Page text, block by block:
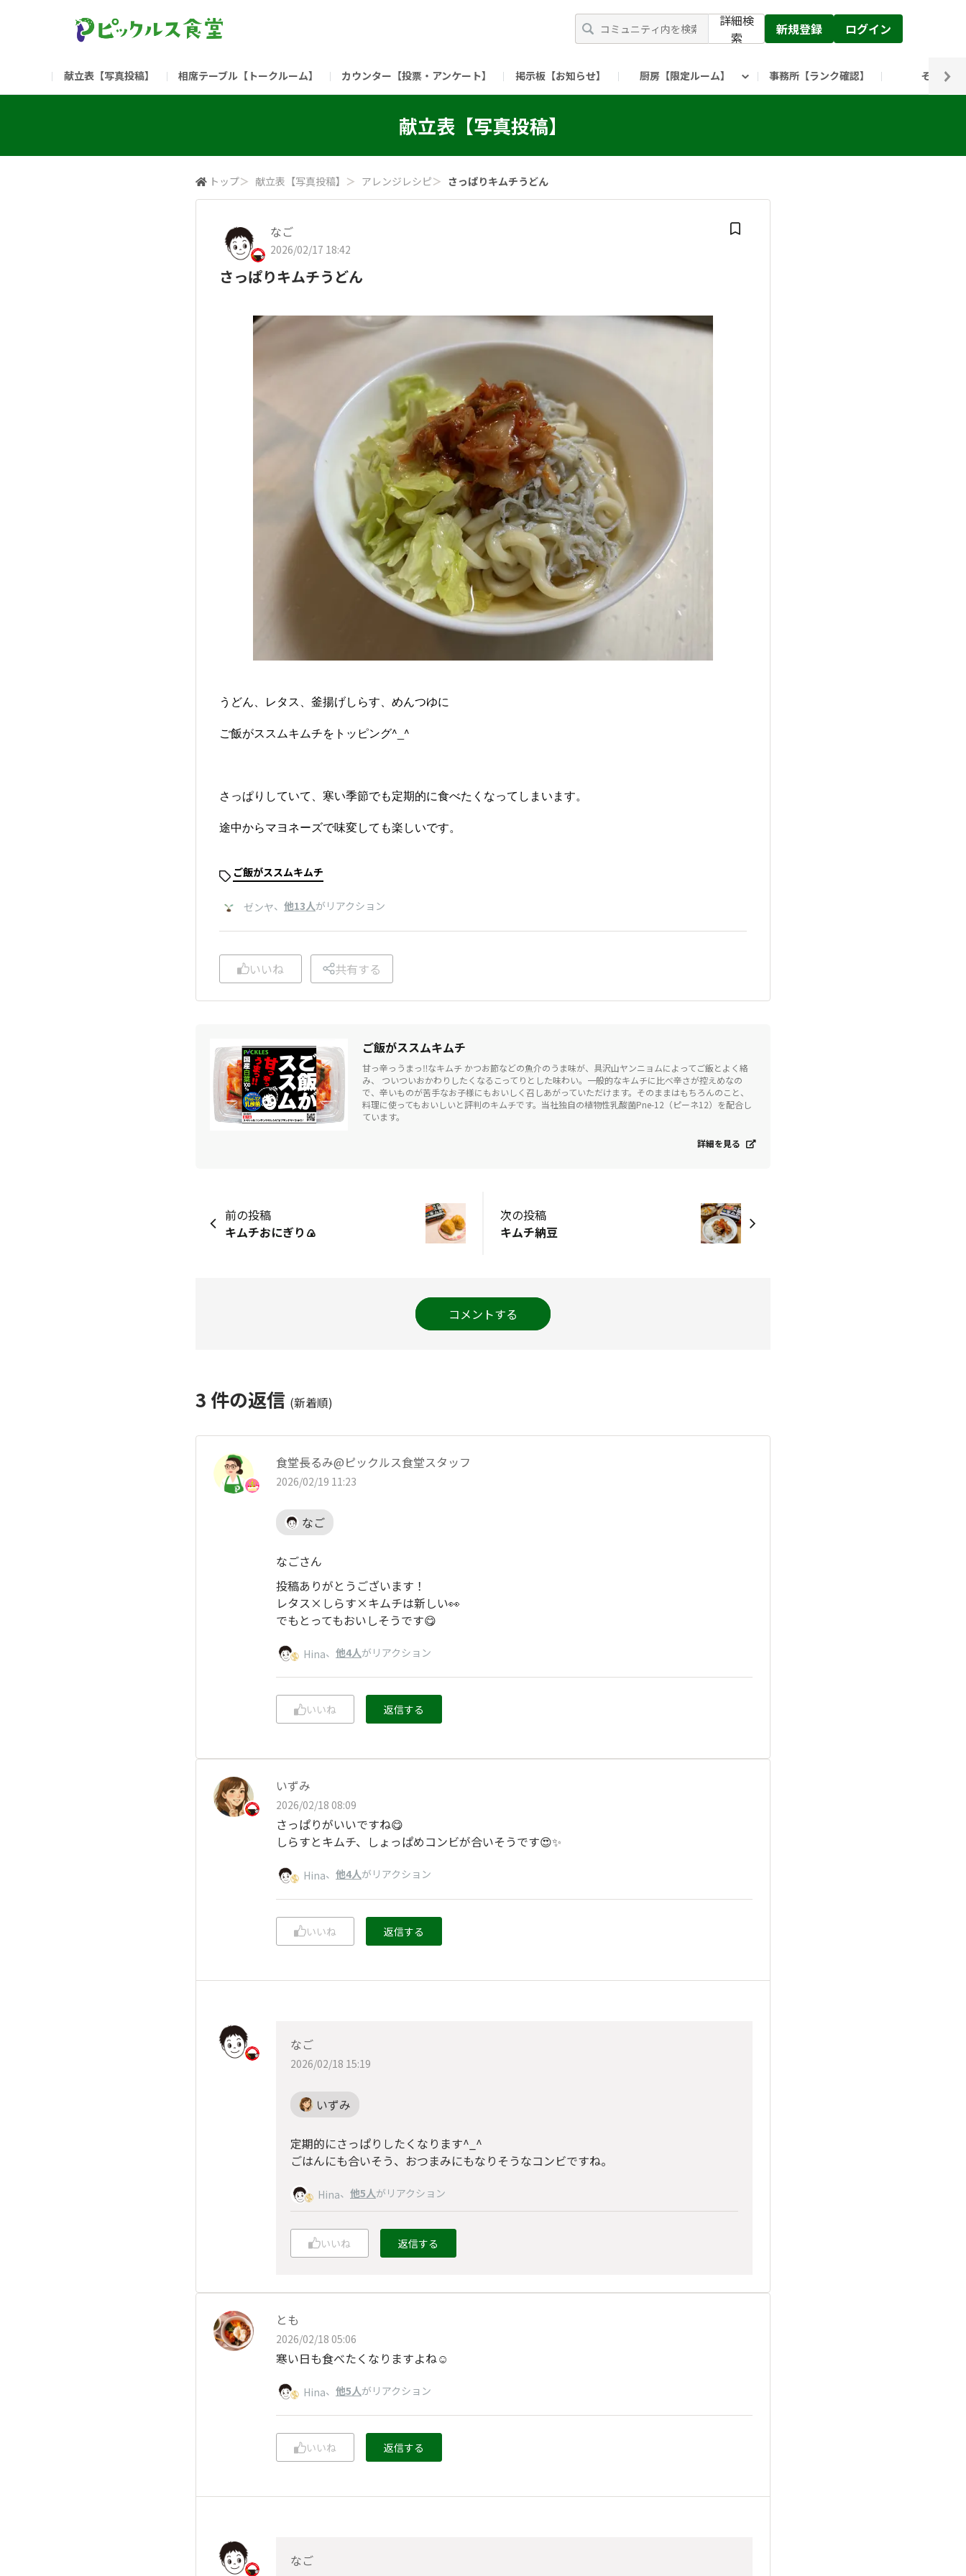
詳細検
索
新規登録 ログイン
献立表【写真投稿】 相席テーブル【トークルーム】 カウンター【投票・アンケート】 掲示板【お知らせ】 厨房【限定ルーム】 事務所【ランク確認】 その他
（リンク）ご飯がススム ブランドサイト （リンク）ピックルスコーポレーションHP （リンク）ピックルスホールディングスHP
献立表【写真投稿】
トップ＞ 献立表【写真投稿】 ＞ アレンジレシピ＞ さっぱりキムチうどん
なご
2026/02/17 18:42
さっぱりキムチうどん
うどん、レタス、釜揚げしらす、めんつゆに
ご飯がススムキムチをトッピング^_^
さっぱりしていて、寒い季節でも定期的に食べたくなってしまいます。
途中からマヨネーズで味変しても楽しいです。
ご飯がススムキムチ
ゼンヤ、 他13人がリアクション
いいね 共有する
ご飯がススムキムチ
甘っ辛っうまっ‼なキムチ かつお節などの魚介のうま味が、具沢山ヤンニョムによってご飯とよく絡
み、 ついついおかわりしたくなるこってりとした味わい。一般的なキムチに比べ辛さが控えめなの
で、辛いものが苦手なお子様にもおいしく召しあがっていただけます。そのままはもちろんのこと、
料理に使ってもおいしいと評判のキムチです。当社独自の植物性乳酸菌Pne-12（ピーネ12）を配合し
ています。
詳細を見る
前の投稿
キムチおにぎり🍙
次の投稿
キムチ納豆
コメントする
3 件の返信 (新着順)
食堂長るみ@ピックルス食堂スタッフ
2026/02/19 11:23
なご
なごさん
投稿ありがとうございます！
レタス×しらす×キムチは新しい👀
でもとってもおいしそうです😋
Hina、 他4人がリアクション
いいね 返信する
いずみ
2026/02/18 08:09
さっぱりがいいですね😋
しらすとキムチ、しょっぱめコンビが合いそうです😍✨
Hina、 他4人がリアクション
いいね 返信する
なご
2026/02/18 15:19
いずみ
定期的にさっぱりしたくなります^_^
ごはんにも合いそう、おつまみにもなりそうなコンビですね。
Hina、 他5人がリアクション
いいね 返信する
とも
2026/02/18 05:06
寒い日も食べたくなりますよね☺️
Hina、 他5人がリアクション
いいね 返信する
なご